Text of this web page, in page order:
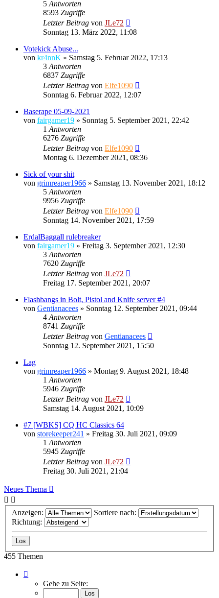
5 Antworten
8593 Zugriffe
Letzter Beitrag von JLe72
Sonntag 13. März 2022, 11:08
Votekick Abuse...
von kr4nnK » Samstag 5. Februar 2022, 17:13
3 Antworten
6837 Zugriffe
Letzter Beitrag von Elfe1090
Sonntag 6. Februar 2022, 12:07
Baserape 05-09-2021
von fairgamer19 » Sonntag 5. September 2021, 22:42
1 Antworten
6276 Zugriffe
Letzter Beitrag von Elfe1090
Montag 6. Dezember 2021, 08:36
Sick of your shit
von grimreaper1966 » Samstag 13. November 2021, 18:12
5 Antworten
9956 Zugriffe
Letzter Beitrag von Elfe1090
Sonntag 14. November 2021, 17:59
ErdalBaggall rulebreaker
von fairgamer19 » Freitag 3. September 2021, 12:30
3 Antworten
7620 Zugriffe
Letzter Beitrag von JLe72
Freitag 17. September 2021, 20:07
Flashbangs in Bolt, Pistol and Knife server #4
von Gentianacees » Sonntag 12. September 2021, 09:44
4 Antworten
8741 Zugriffe
Letzter Beitrag von Gentianacees
Sonntag 12. September 2021, 15:50
Lag
von grimreaper1966 » Montag 9. August 2021, 18:48
1 Antworten
5946 Zugriffe
Letzter Beitrag von JLe72
Samstag 14. August 2021, 10:09
#7 [WBKS] CQ HC Classics 64
von storekeeper241 » Freitag 30. Juli 2021, 09:09
1 Antworten
5945 Zugriffe
Letzter Beitrag von JLe72
Freitag 30. Juli 2021, 21:04
Neues Thema
Anzeigen:
Sortiere nach:
Richtung:
455 Themen
von
Gehe zu Seite: